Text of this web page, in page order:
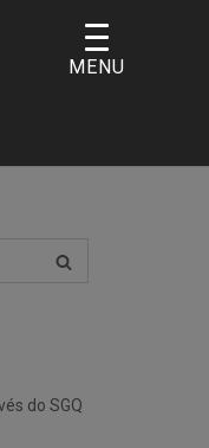
PESQUISA
do SGQ
MENU